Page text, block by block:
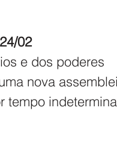
02
e dos poderes
nova
tempo